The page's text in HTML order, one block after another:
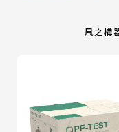
風之構